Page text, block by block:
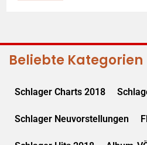
Beliebte Kategorien
Schlager Charts 2018
Schlager Neuvorstellungen